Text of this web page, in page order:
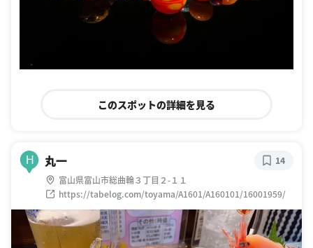
このスポットの詳細を見る
H 丸一
富山県富山市総曲輪３丁目２-１１
https://tabelog.com/toyama/A1601/A160101/16001959/
14